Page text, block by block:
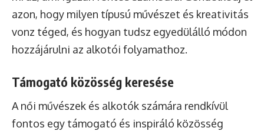
azon, hogy milyen típusú művészet és kreativitás
vonz téged, és hogyan tudsz egyedülálló módon
hozzájárulni az alkotói folyamathoz.
Támogató közösség keresése
A női művészek és alkotók számára rendkívül
fontos egy támogató és inspiráló közösség